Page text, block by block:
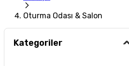
Oturma Odası & Salon
Kategoriler